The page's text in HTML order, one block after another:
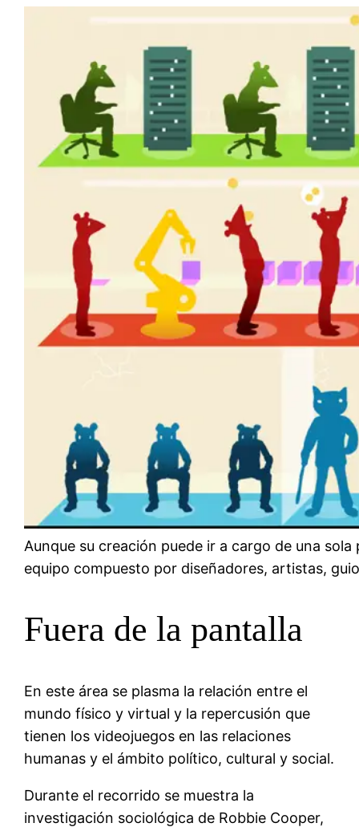
Aunque su creación puede ir a cargo de una
equipo compuesto por diseñadores, artistas,
Fuera de la pantalla
En este área se plasma la relación entre el
mundo físico y virtual y la repercusión que
tienen los videojuegos en las relaciones
humanas y el ámbito político, cultural y social.
Durante el recorrido se muestra la
investigación sociológica de Robbie Cooper,